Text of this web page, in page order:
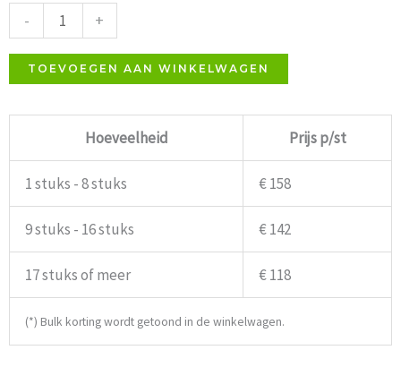
-
edition
terrasstoel
groen
Resol
+
TOEVOEGEN AAN WINKELWAGEN
Hoeveelheid Prijs p/st
1 stuks - 8 stuks € 158
9 stuks - 16 stuks € 142
17 stuks of meer € 118
(*) Bulk korting wordt getoond in de winkelwagen.